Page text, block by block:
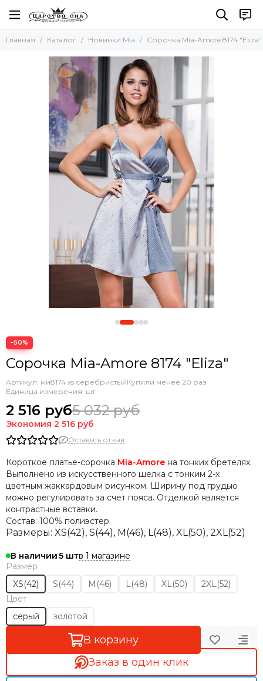
Главная Каталог Новинки Mia Сорочка Mia-Amore 8174 "Eliza"
−50%
Сорочка Mia-Amore 8174 "Eliza"
Артикул: ми8174 xs серебристыйКупили менее 20 раз
Единица измерения: шт
2 516 руб5 032 руб
Экономия 2 516 руб
Оставить отзыв
Короткое платье-сорочка Mia-Amore на тонких бретелях.
Выполнено из искусственного шелка с тонким 2-х
цветным жаккардовым рисунком. Ширину под грудью
можно регулировать за счет пояса. Отделкой является
контрастные вставки.
Состав: 100% полиэстер.
Размеры: XS(42), S(44), М(46), L(48), XL(50), 2XL(52)
В наличии5
в 1 магазине
Размер
XS(42)
S(44) M(46) L(48) XL(50)
2XL(52)
Цвет
серый
золотой
В корзину
Заказ в один клик